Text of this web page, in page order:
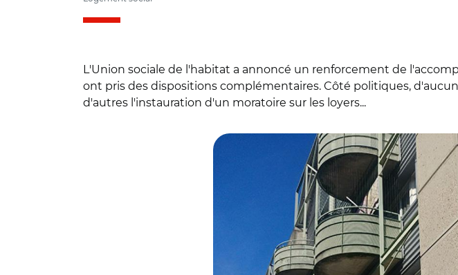
L'Union sociale de l'habitat a annoncé un renforcement de
ont pris des dispositions complémentaires. Côté politiques,
d'autres l'instauration d'un moratoire sur les loyers...